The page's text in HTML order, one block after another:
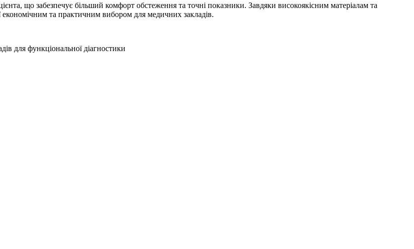
що забезпечує більший комфорт обстеження та точні показники. Завдяки високоякісним матеріалам та
та практичним вибором для медичних закладів.
для функціональної діагностики